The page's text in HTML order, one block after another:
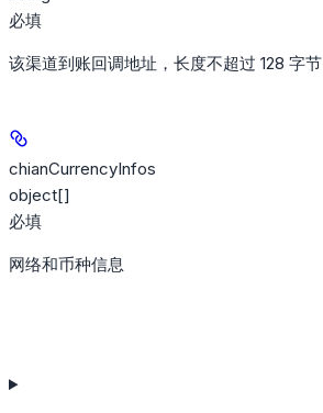
必填
该渠道到账回调地址，长度不超过 128 字节
chianCurrencyInfos
object[]
必填
网络和币种信息